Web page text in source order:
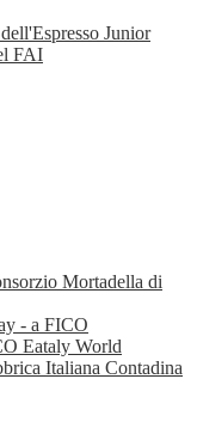
Junior
FAI
Mortadella di
- a FICO
Eataly World
Italiana Contadina